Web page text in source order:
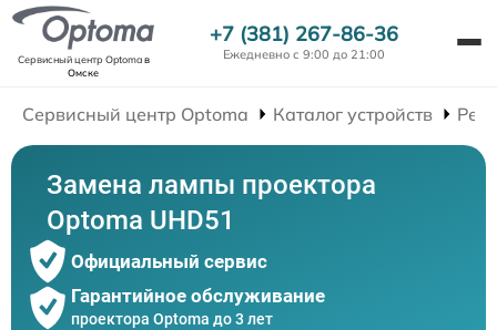
Сервисный центр Optomaв
Омске
+7 (381) 267-86-36
Ежедневно с 9:00 до 21:00
Сервисный центр Optoma Каталог устройств
Замена лампы проектора
Optoma UHD51
Официальный сервис
Гарантийное обслуживание
проектора Optoma до 3 лет